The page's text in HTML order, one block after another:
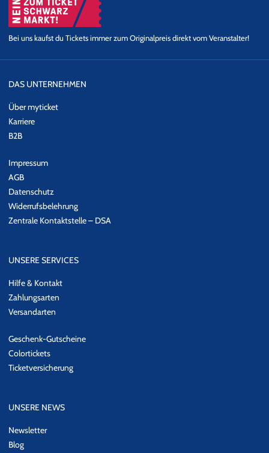
BONAMASSA sein möchte, meldet sich einfach bei unserem
Eventalarm oder zum Newsletter
Bei uns kaufst du Tickets immer zum Originalpreis direkt vom Veranstalter!
DAS UNTERNEHMEN
Über myticket
Karriere
B2B
Impressum
AGB
Datenschutz
Widerrufsbelehrung
Zentrale Kontaktstelle – DSA
UNSERE SERVICES
Hilfe & Kontakt
Zahlungsarten
Versandarten
Geschenk-Gutscheine
Colortickets
Ticketversicherung
UNSERE NEWS
Newsletter
Blog